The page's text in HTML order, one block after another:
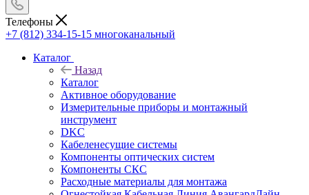
Телефоны
+7 (812) 334-15-15 многоканальный
Каталог
Назад
Каталог
Активное оборудование
Измерительные приборы и монтажный
инструмент
DKC
Кабеленесущие системы
Компоненты оптических систем
Компоненты СКС
Расходные материалы для монтажа